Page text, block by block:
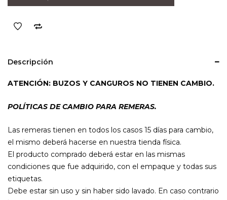
Niño
(colores)
Descripción
ATENCIÓN: BUZOS Y CANGUROS NO TIENEN CAMBIO.
POLÍTICAS DE CAMBIO PARA REMERAS.
Las remeras tienen en todos los casos 15 días para cambio,
el mismo deberá hacerse en nuestra tienda física.
El producto comprado deberá estar en las mismas
condiciones que fue adquirido, con el empaque y todas sus
etiquetas.
Debe estar sin uso y sin haber sido lavado. En caso contrario